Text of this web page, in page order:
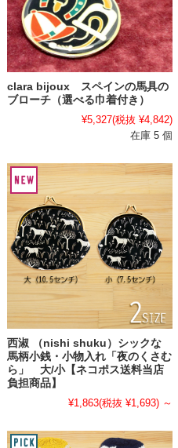
clara bijoux スペインの馬具の
ブローチ（選べる巾着付き）
¥5,327(税抜 ¥4,842)
在庫 5 個
西淑 （nishi shuku）シックな
馬柄小銭・小物入れ「夜のくさむ
ら」 大/小【ネコポス送料当店
負担商品】
¥1,863(税抜 ¥1,693) ～